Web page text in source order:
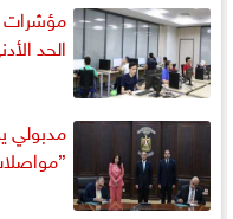
الحد
مدبولي